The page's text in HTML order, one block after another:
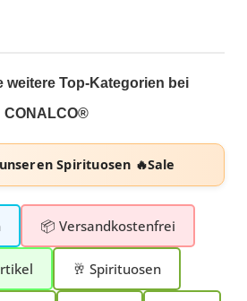
weitere Top-Kategorien bei
CONALCO®
Spirituosen 🔥Sale
📦 Versandkostenfrei
🥂 Spirituosen